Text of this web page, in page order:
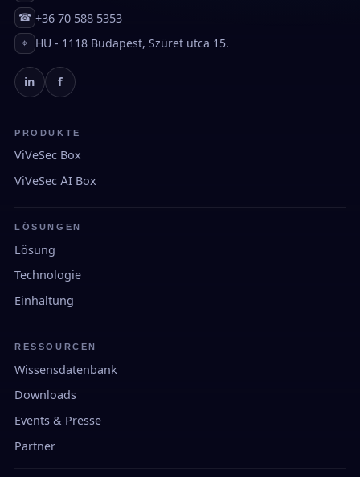
☎ +36 70 588 5353
⌖ HU - 1118 Budapest, Szüret utca 15.
in f
PRODUKTE
ViVeSec Box
ViVeSec AI Box
LÖSUNGEN
Lösung
Technologie
Einhaltung
RESSOURCEN
Wissensdatenbank
Downloads
Events & Presse
Partner